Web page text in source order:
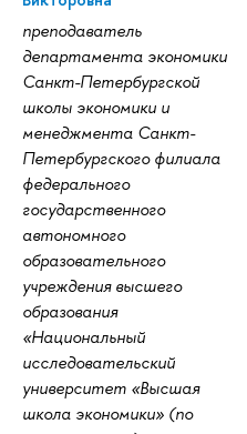
преподаватель
департамента экономики
Санкт-Петербургской
школы экономики и
менеджмента Санкт-
Петербургского филиала
федерального
государственного
автономного
образовательного
учреждения высшего
образования
«Национальный
исследовательский
университет «Высшая
школа экономики» (по